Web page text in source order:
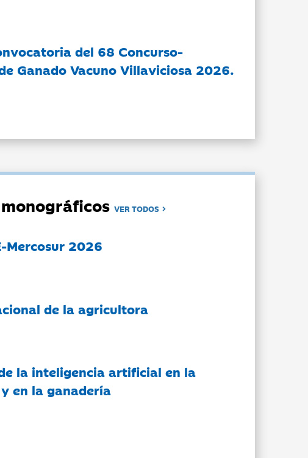
del 68 Concurso-
Ganado Vacuno Villaviciosa 2026.
VER TODOS
Mercosur 2026
de la agricultora
la inteligencia artificial en la
en la ganadería